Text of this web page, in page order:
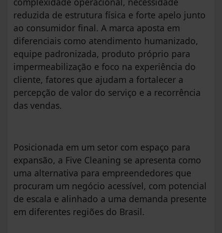
reduzida de estrutura física e forte apelo junto
ao consumidor final. A marca aposta em
diferenciais como atendimento humanizado,
equipe padronizada, produto próprio para
impermeabilização e foco na experiência do
cliente, fatores que ajudam a fortalecer a
percepção de valor do serviço e a recorrência
das vendas.
Posicionada em um setor com espaço para
expansão, a Five Cleaning se apresenta como
uma alternativa para empreendedores que
procuram um negócio acessível, com potencial
de escala e alinhado a uma demanda presente
em diferentes regiões do Brasil.